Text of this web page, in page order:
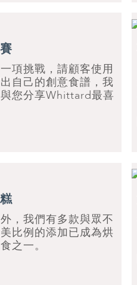
項挑戰，請顧客使用
自己的創意食譜，我
您分享Whittard最喜
，我們有多款與眾不
比例的添加已成為烘
之一。